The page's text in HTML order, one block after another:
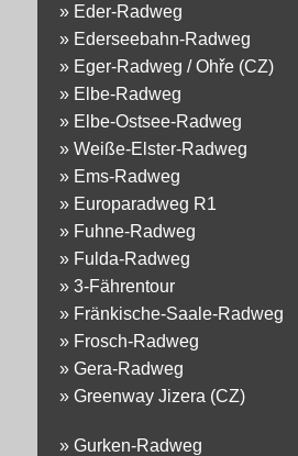
» Eder-Radweg
» Ederseebahn-Radweg
» Eger-Radweg / Ohře (CZ)
» Elbe-Radweg
» Elbe-Ostsee-Radweg
» Weiße-Elster-Radweg
» Ems-Radweg
» Europaradweg R1
» Fuhne-Radweg
» Fulda-Radweg
» 3-Fährentour
» Fränkische-Saale-Radweg
» Frosch-Radweg
» Gera-Radweg
» Greenway Jizera (CZ)
» Gurken-Radweg